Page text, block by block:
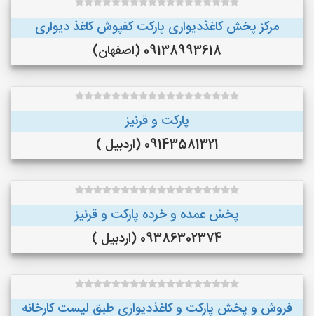
مرکز پخش کاغذدیواری پارکت کفپوش کاغذ دیواری
09138993618 (اصفهان)
پارکت و قرنیز
09143581321 (اردبیل )
پخش عمده و خرده پارکت و قرنیز
09386302374 (اردبیل )
فروش و پخش پارکت و کاغذدیواری طبق لیست کارخانه